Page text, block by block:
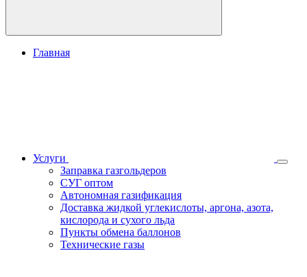
Главная
Услуги
Заправка газгольдеров
СУГ оптом
Автономная газификация
Доставка жидкой углекислоты, аргона, азота,
кислорода и сухого льда
Пункты обмена баллонов
Технические газы